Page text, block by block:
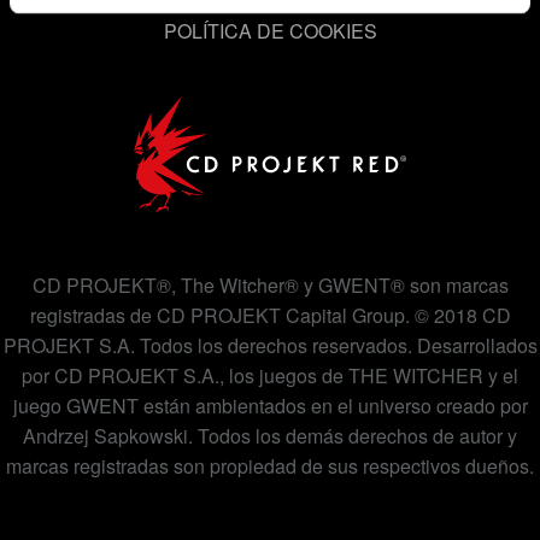
contactar contigo, por ejemplo a través de redes
nuestras cookies con nuestro socios. Eso sí, todas estas
cookies opcionales requieren tu autorización.
Encontrarás todos los detalles sobre nuestro uso de las
POLÍTICA DE COOKIES
CD PROJEKT®, The Witcher® y GWENT® son marcas
registradas de CD PROJEKT Capital Group. © 2018 CD
PROJEKT S.A. Todos los derechos reservados. Desarrollados
por CD PROJEKT S.A., los juegos de THE WITCHER y el
juego GWENT están ambientados en el universo creado por
Andrzej Sapkowski. Todos los demás derechos de autor y
marcas registradas son propiedad de sus respectivos dueños.